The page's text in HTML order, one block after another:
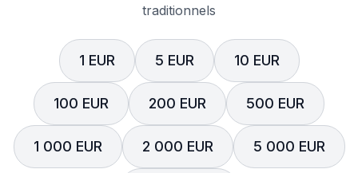
traditionnels
1 EUR 5 EUR 10 EUR
100 EUR 200 EUR 500 EUR
1 000 EUR 2 000 EUR 5 000 EUR